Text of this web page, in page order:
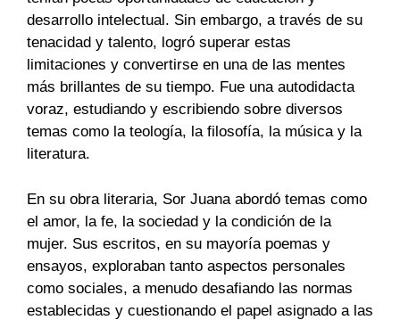
desarrollo intelectual. Sin embargo, a través de su
tenacidad y talento, logró superar estas
limitaciones y convertirse en una de las mentes
más brillantes de su tiempo. Fue una autodidacta
voraz, estudiando y escribiendo sobre diversos
temas como la teología, la filosofía, la música y la
literatura.
En su obra literaria, Sor Juana abordó temas como
el amor, la fe, la sociedad y la condición de la
mujer. Sus escritos, en su mayoría poemas y
ensayos, exploraban tanto aspectos personales
como sociales, a menudo desafiando las normas
establecidas y cuestionando el papel asignado a las